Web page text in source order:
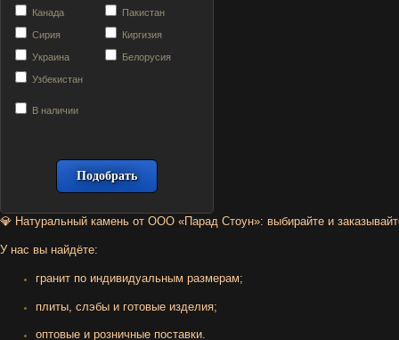
Канада Пакистан
Сирия Киргизия
Украина Белорусия
Узбекистан
В наличии
💎 Натуральный камень от ООО «Парад Стоун»: выбирайте и
Унас вы найдёте:
гранит по индивидуальным размерам;
плиты, слэбы и готовые изделия;
оптовые и розничные поставки.